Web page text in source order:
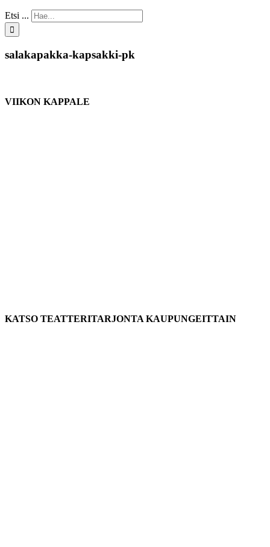
Etsi ...
salakapakka-kapsakki-pk
VIIKON KAPPALE
KATSO TEATTERITARJONTA KAUPUNGEITTAIN